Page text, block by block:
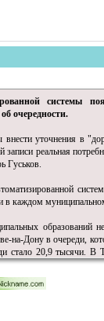
системы
очередности.
уточнения в
записи реальная
Гуськов.
в каждом
образований
на-Дону в очереди,
стало 20,9 тысячи.
15 муниципалитетов
и по результату